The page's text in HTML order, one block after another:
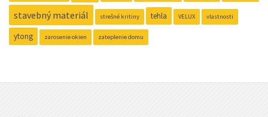
stavebný materiál strešné kritiny tehla VELUX vlastnosti
ytong zarosenie okien zateplenie domu